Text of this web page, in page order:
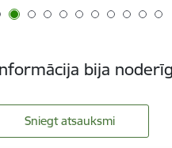
bija
Sniegt atsauksmi